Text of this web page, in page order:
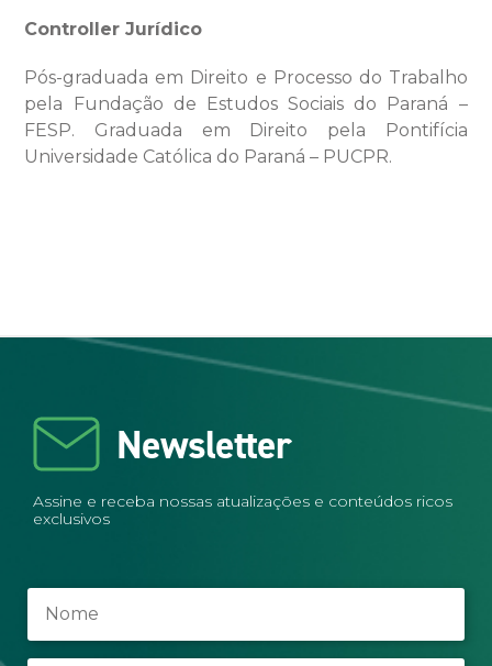
Controller Jurídico
Pós-graduada em Direito e Processo do Trabalho
pela Fundação de Estudos Sociais do Paraná –
FESP. Graduada em Direito pela Pontifícia
Universidade Católica do Paraná – PUCPR.
Newsletter
Assine e receba nossas atualizações e conteúdos ricos
exclusivos